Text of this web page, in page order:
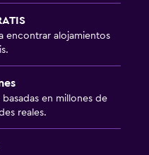
encontrar alojamientos
en millones de
reales.